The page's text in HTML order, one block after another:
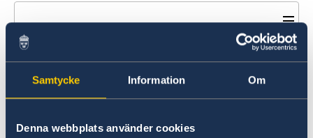
Samtycke Information Om
Denna webbplats använder cookies
Nicaragua
Rösta i Nicaragua
Rösta i Nicaragua
Pass i Nicaragua
Reseinformation
Aktuella händelser
rapportera.